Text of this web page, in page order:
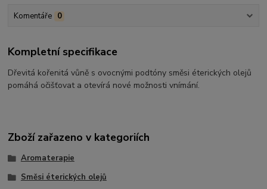
Komentáře 0
Kompletní specifikace
Dřevitá kořenitá vůně s ovocnými podtóny směsi éterických olejů
pomáhá očišťovat a otevírá nové možnosti vnímání.
Zboží zařazeno v kategoriích
Aromaterapie
Směsi éterických olejů